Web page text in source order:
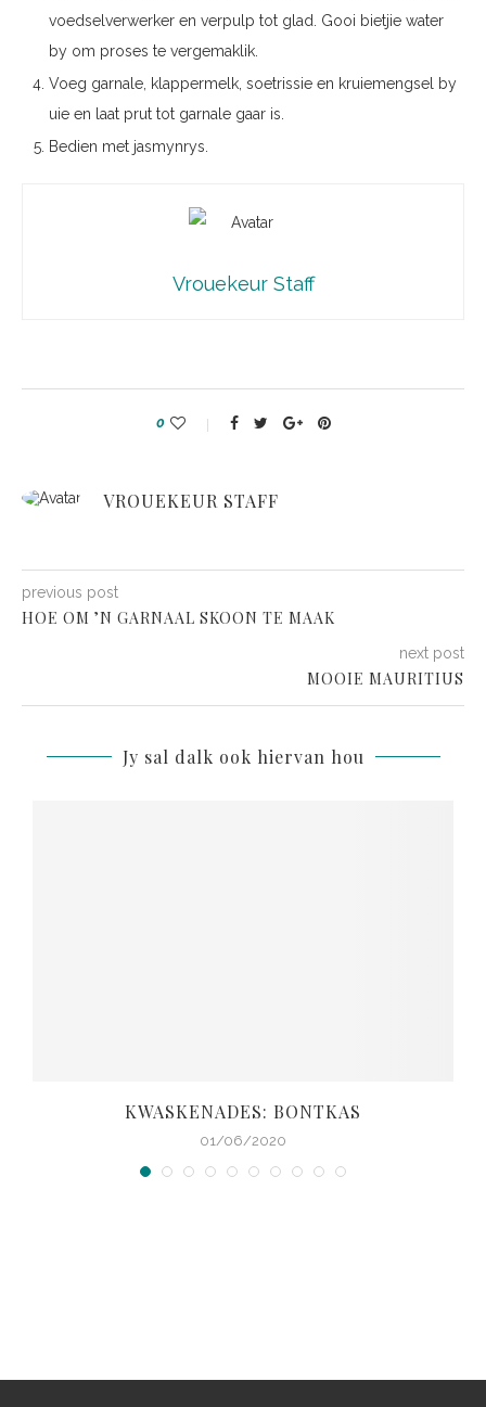
voedselverwerker en verpulp tot glad. Gooi bietjie water
by om proses te vergemaklik.
Voeg garnale, klappermelk, soetrissie en kruiemengsel by
uie en laat prut tot garnale gaar is.
Bedien met jasmynrys.
Vrouekeur Staff
0
VROUEKEUR STAFF
previous post
HOE OM ’N GARNAAL SKOON TE MAAK
next post
MOOIE MAURITIUS
Jy sal dalk ook hiervan hou
KWASKENADES: BONTKAS
01/06/2020